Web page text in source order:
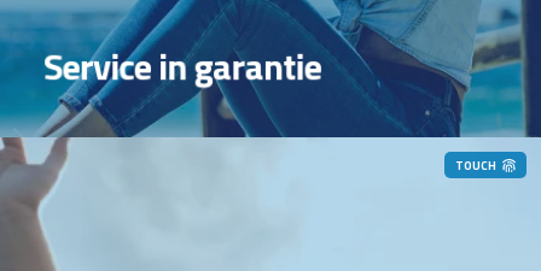
Service in garantie
TOUCH